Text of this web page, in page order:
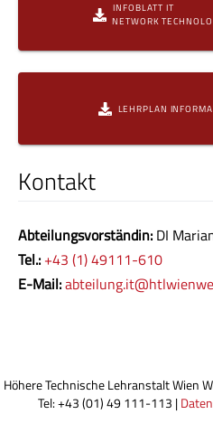
INFOBLATT IT
NETWORK
LEHRPLAN
Kontakt
Abteilungsvorständin: DI
Tel.: +43 (1) 49111-610
E-Mail:
Höhere Technische Lehranstalt Wien
Tel: +43 (01) 49 111-113 |